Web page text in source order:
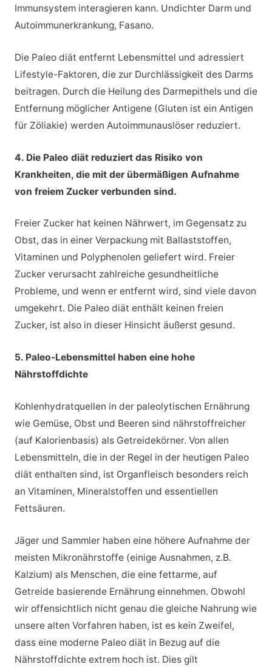
Immunsystem interagieren kann. Undichter Darm und
Autoimmunerkrankung, Fasano.
Die Paleo diät entfernt Lebensmittel und adressiert
Lifestyle-Faktoren, die zur Durchlässigkeit des Darms
beitragen. Durch die Heilung des Darmepithels und die
Entfernung möglicher Antigene (Gluten ist ein Antigen
für Zöliakie) werden Autoimmunauslöser reduziert.
4. Die Paleo diät reduziert das Risiko von
Krankheiten, die mit der übermäßigen Aufnahme
von freiem Zucker verbunden sind.
Freier Zucker hat keinen Nährwert, im Gegensatz zu
Obst, das in einer Verpackung mit Ballaststoffen,
Vitaminen und Polyphenolen geliefert wird. Freier
Zucker verursacht zahlreiche gesundheitliche
Probleme, und wenn er entfernt wird, sind viele davon
umgekehrt. Die Paleo diät enthält keinen freien
Zucker, ist also in dieser Hinsicht äußerst gesund.
5. Paleo-Lebensmittel haben eine hohe
Nährstoffdichte
Kohlenhydratquellen in der paleolytischen Ernährung
wie Gemüse, Obst und Beeren sind nährstoffreicher
(auf Kalorienbasis) als Getreidekörner. Von allen
Lebensmitteln, die in der Regel in der heutigen Paleo
diät enthalten sind, ist Organfleisch besonders reich
an Vitaminen, Mineralstoffen und essentiellen
Fettsäuren.
Jäger und Sammler haben eine höhere Aufnahme der
meisten Mikronährstoffe (einige Ausnahmen, z.B.
Kalzium) als Menschen, die eine fettarme, auf
Getreide basierende Ernährung einnehmen. Obwohl
wir offensichtlich nicht genau die gleiche Nahrung wie
unsere alten Vorfahren haben, ist es kein Zweifel,
dass eine moderne Paleo diät in Bezug auf die
Nährstoffdichte extrem hoch ist. Dies gilt